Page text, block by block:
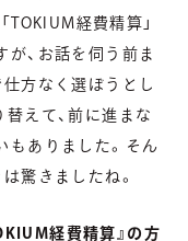
TOKIUM経費精算」
、お話を伺う前ま
方なく選ぼうとし
えて、前に進まな
もありました。そん
驚きましたね。
経費精算』の方